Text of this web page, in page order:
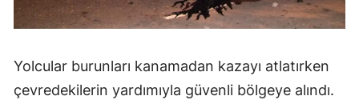
Yolcular burunları kanamadan kazayı atlatırken
çevredekilerin yardımıyla güvenli bölgeye alındı.